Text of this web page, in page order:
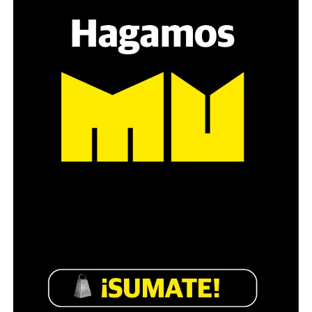
mamá de Lucía Pérez
“Estamos como el día 1”. La frase de la madre de la joven
asesinada en 2016 remite a aquel año: cuando
es a través del interrogante, que puedan encarnar la
pregunta», comparte Gonzalo, de 41 años.